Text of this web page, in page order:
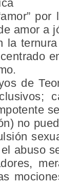
amor a
la
de
no
abuso